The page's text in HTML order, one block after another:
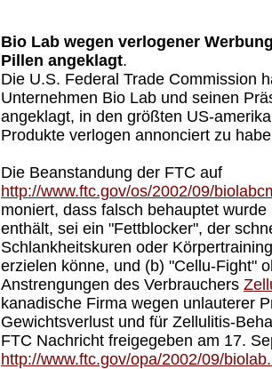
Bio Lab wegen verlogener
Pillen angeklagt.
Die U.S. Federal Trade Commission
Unternehmen Bio Lab und seinen
angeklagt, in den größten US-
Produkte verlogen annonciert zu
Die Beanstandung der FTC auf
http://www.ftc.gov/os/2002/09/
moniert, dass falsch behauptet
enthält, sei ein "Fettblocker", der
Schlankheitskuren oder
erzielen könne, und (b) "Cellu-Fight"
Anstrengungen des Verbrauchers
kanadische Firma wegen unlauterer
Gewichtsverlust und für Zellulitis-
FTC Nachricht freigegeben am 17.
http://www.ftc.gov/opa/2002/09/